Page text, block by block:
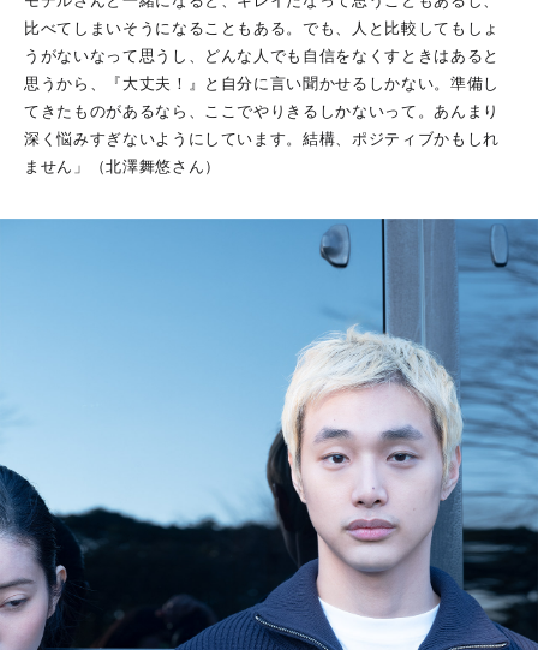
比べてしまいそうになることもある。でも、人と比較してもしょ
うがないなって思うし、どんな人でも自信をなくすときはあると
思うから、『大丈夫！』と自分に言い聞かせるしかない。準備し
てきたものがあるなら、ここでやりきるしかないって。あんまり
深く悩みすぎないようにしています。結構、ポジティブかもしれ
ません」（北澤舞悠さん）